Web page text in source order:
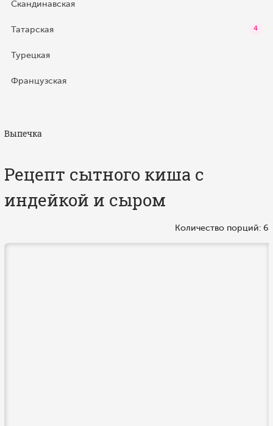
Скандинавская
Татарская 4
Турецкая
Французская
Выпечка
Рецепт сытного киша с
индейкой и сыром
Количество порций: 6